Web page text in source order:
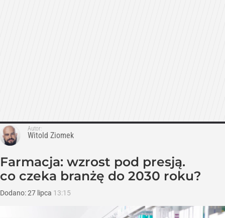
Autor:
Witold Ziomek
Farmacja: wzrost pod presją.
co czeka branżę do 2030 roku?
Dodano:27 lipca 13:15